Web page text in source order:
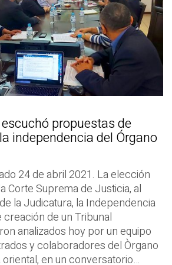
propuestas de
independencia del Órgano
24 de abril 2021. La elección
Corte Suprema de Justicia, al
la Judicatura, la Independencia
de un Tribunal
analizados hoy por un equipo
y colaboradores del Òrgano
en un conversatorio…